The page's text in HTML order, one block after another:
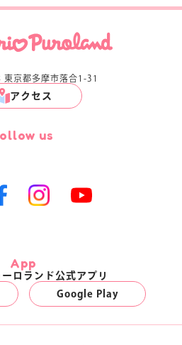
京都多摩市落合1-31
アクセス
us
App
ロランド公式アプリ
Google Play